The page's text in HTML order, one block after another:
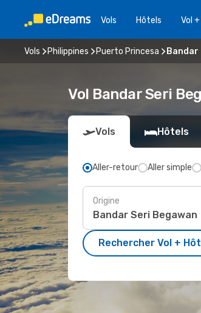
Vols Hôtels Vol
Vols Philippines Puerto Princesa Bandar
Vol Bandar Seri
Vols Hôtels
Aller-retour Aller simple
Origine
Rechercher Vol +